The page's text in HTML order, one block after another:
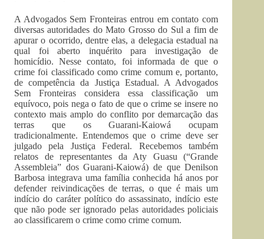
A Advogados Sem Fronteiras entrou em contato com
diversas autoridades do Mato Grosso do Sul a fim de
apurar o ocorrido, dentre elas, a delegacia estadual na
qual foi aberto inquérito para investigação de
homicídio. Nesse contato, foi informada de que o
crime foi classificado como crime comum e, portanto,
de competência da Justiça Estadual. A Advogados
Sem Fronteiras considera essa classificação um
equívoco, pois nega o fato de que o crime se insere no
contexto mais amplo do conflito por demarcação das
terras que os Guarani-Kaiowá ocupam
tradicionalmente. Entendemos que o crime deve ser
julgado pela Justiça Federal. Recebemos também
relatos de representantes da Aty Guasu (“Grande
Assembleia” dos Guarani-Kaiowá) de que Denilson
Barbosa integrava uma família conhecida há anos por
defender reivindicações de terras, o que é mais um
indício do caráter político do assassinato, indício este
que não pode ser ignorado pelas autoridades policiais
ao classificarem o crime como crime comum.